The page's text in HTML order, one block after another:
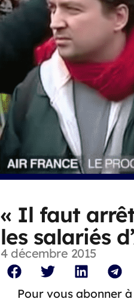
« Il faut
les salariés
4 décembre 2015
Pour vous abonner